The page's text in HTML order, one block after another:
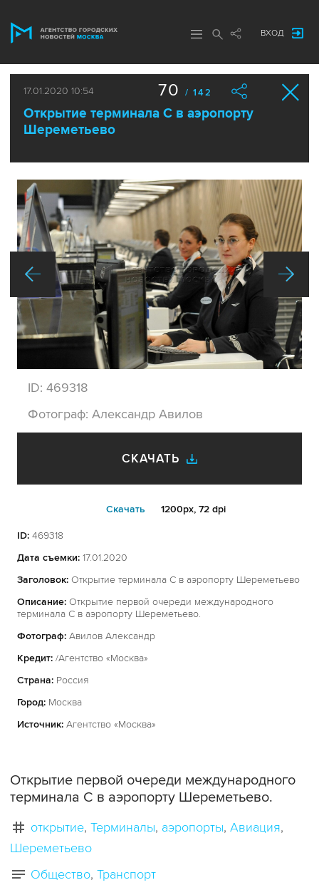
ВХОД
17.01.2020 10:54
Открытие терминала С в аэропорту
Шереметьево
70 / 142
ID: 469318
Фотограф: Александр Авилов
СКАЧАТЬ
Cкачать 1200px, 72 dpi
ID: 469318
Дата съемки: 17.01.2020
Заголовок: Открытие терминала С в аэропорту Шереметьево
Описание: Открытие первой очереди международного
терминала С в аэропорту Шереметьево.
Фотограф: Авилов Александр
Кредит: /Агентство «Москва»
Страна: Россия
Город: Москва
Источник: Агентство «Москва»
Открытие первой очереди международного
терминала С в аэропорту Шереметьево.
открытие Терминалы аэропорты Авиация
Шереметьево
Общество Транспорт